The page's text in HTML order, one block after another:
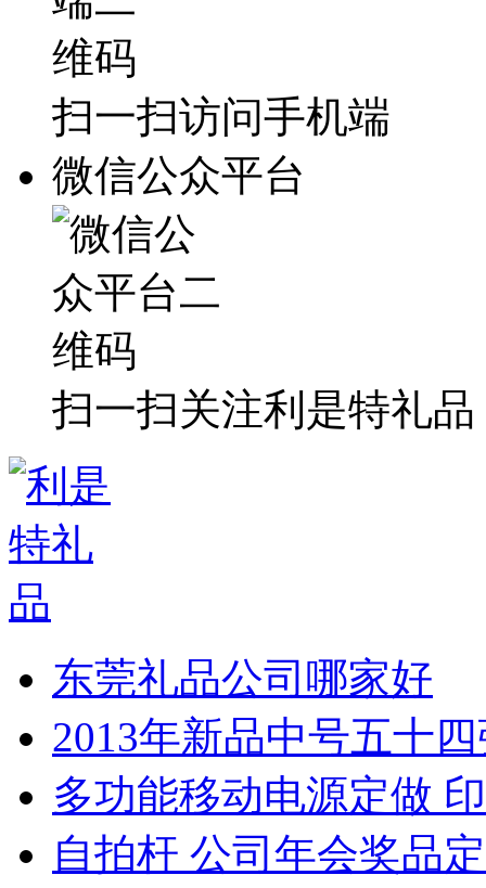
扫一扫访问手机端
微信公众平台
扫一扫关注利是特礼品
东莞礼品公司哪家好
2013年新品中号五十
多功能移动电源定做
自拍杆 公司年会奖品